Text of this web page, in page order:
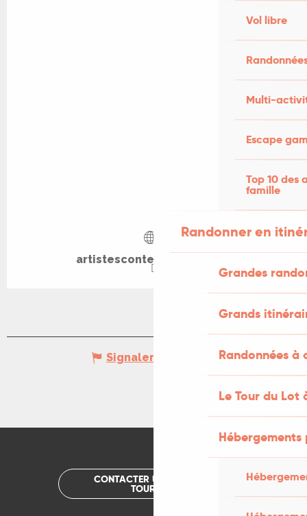
Vol libre
Multi-
Escape
Top 10 des
famille
Randonner en
Grandes
Grands
Randonnées
Le Tour du Lot
artistescontemporains.org
Signaler une erreur
CONTACTER UN OFFICE DE
TOURISME